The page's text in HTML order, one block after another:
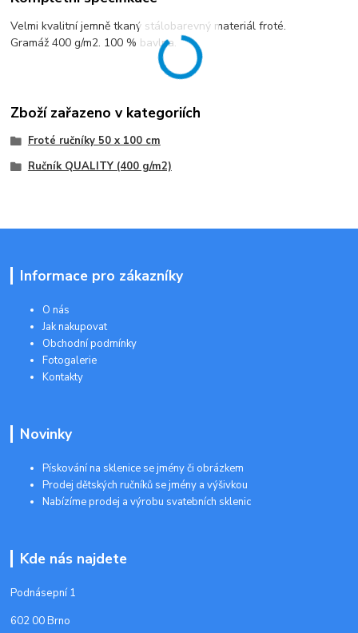
Velmi kvalitní jemně tkaný stálobarevný materiál froté.
Gramáž 400 g/m2. 100 % bavlna.
Zboží zařazeno v kategoriích
Froté ručníky 50 x 100 cm
Ručník QUALITY (400 g/m2)
Informace pro zákazníky
O nás
Jak nakupovat
Obchodní podmínky
Fotogalerie
Kontakty
Novinky
Pískování na sklenice se jmény či obrázkem
Prodej dětských ručníků se jmény a výšivkou
Nabízíme prodej a výrobu svatebních sklenic
Kde nás najdete
Podnásepní 1
602 00 Brno